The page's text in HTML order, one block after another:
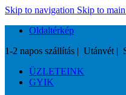
Skip to navigation Skip to
Oldaltérkép
1-2 napos szállítás | Utánvét |
ÜZLETEINK
GYIK